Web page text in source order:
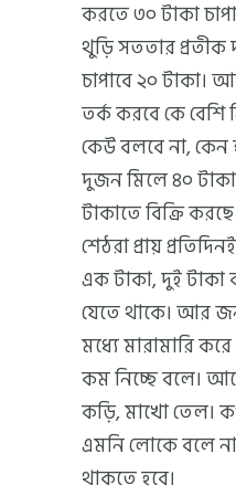
করতে ৩০ টাকা
থুড়ি সততার প্রতীক
চাপাবে ২০ টাকা।
তর্ক করবে কে বেশি
কেউ বলবে না, কেন
দুজন মিলে ৪০
টাকাতে বিক্রি
শেঠরা প্রায়
এক টাকা, দুই টাকা
যেতে থাকে। আর
মধ্যে মারামারি
কম নিচ্ছে বলে।
কড়ি, মাখো তেল।
এমনি লোকে বলে
থাকতে হবে।